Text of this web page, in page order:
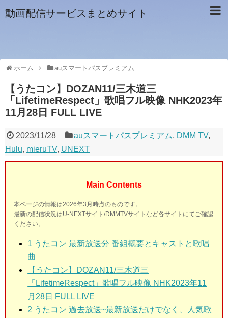
動画配信サービスまとめサイト
ホーム auスマートパスプレミアム
【うたコン】DOZAN11/三木道三
「LifetimeRespect」歌唱フル映像 NHK2023年
11月28日 FULL LIVE
2023/11/28 auスマートパスプレミアム, DMM TV,
Hulu, mieruTV, UNEXT
Main Contents
本ページの情報は2026年3月時点のものです。
最新の配信状況はU-NEXTサイト/DMMTVサイトなど各サイトにてご確認
ください。
1 うたコン 最新放送分 番組概要とキャストと歌唱
曲
【うたコン】DOZAN11/三木道三
「LifetimeRespect」歌唱フル映像 NHK2023年11
月28日 FULL LIVE
2 うたコン 過去放送~最新放送だけでなく、人気歌